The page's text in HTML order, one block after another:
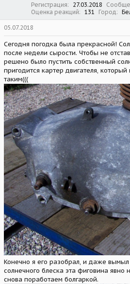
Регистрация 27.03.2018
Оценка реакций
131 Город
05.07.2018
Сегодня погодка была прекрасной!
после недели сырости. Чтобы не
решено было пустить собственный
пригодится картер двигателя,
таким(((
Конечно я его разобрал, и даже
солнечного блеска эта фиговина явно
снова поработаем болгаркой.